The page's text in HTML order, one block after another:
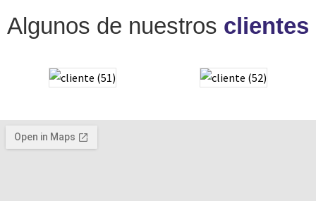
Algunos de nuestros clientes